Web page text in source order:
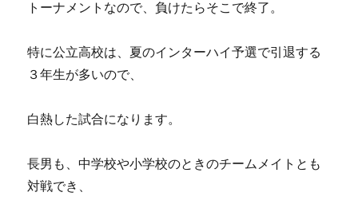
トーナメントなので、負けたらそこで終了。
特に公立高校は、夏のインターハイ予選で引退する
３年生が多いので、
白熱した試合になります。
長男も、中学校や小学校のときのチームメイトとも
対戦でき、